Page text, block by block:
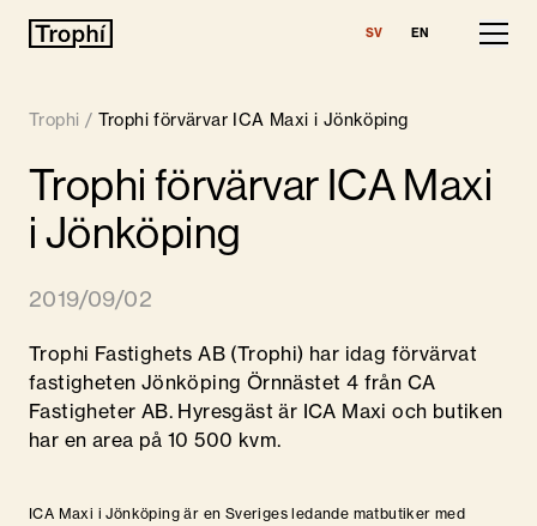
Finansiell information
Kontakt
SV EN
Trophi / Trophi förvärvar ICA Maxi i Jönköping
Trophi förvärvar ICA Maxi
i Jönköping
2019/09/02
Trophi Fastighets AB (Trophi) har idag förvärvat
fastigheten Jönköping Örnnästet 4 från CA
Fastigheter AB. Hyresgäst är ICA Maxi och butiken
har en area på 10 500 kvm.
ICA Maxi i Jönköping är en Sveriges ledande matbutiker med